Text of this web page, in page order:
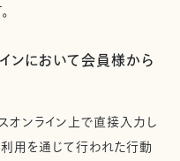
ンにおいて会員様から
オンライン上で直接入力し
用を通じて行われた行動